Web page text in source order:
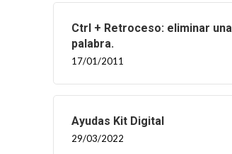
Ctrl + Retroceso: eliminar una
palabra.
17/01/2011
Ayudas Kit Digital
29/03/2022